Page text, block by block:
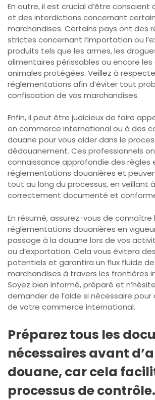
En outre, il est crucial d’être conscient
et des interdictions concernant
marchandises. Certains pays ont des
strictes concernant l’importation ou
produits tels que les armes, les
alimentaires périssables ou encore
animales protégées. Veillez à
réglementations afin d’éviter tout
confiscation de vos marchandises.
Enfin, il peut être judicieux de faire
en commerce international ou à des
douane pour vous aider dans le
dédouanement. Ces professionnels
connaissance approfondie des règles
réglementations douanières et
tout au long du processus, en veillant
correctement documenté et
En résumé, assurez-vous de connaître
réglementations douanières en
passage à la douane lors de vos
ou d’exportation. Cela vous évitera
potentiels et garantira un flux fluide
marchandises à travers les frontières
Soyez bien informé, préparé et
demander de l’aide si nécessaire pour
de votre commerce international.
Préparez tous les
nécessaires avant
douane, car cela
processus de contrôle.